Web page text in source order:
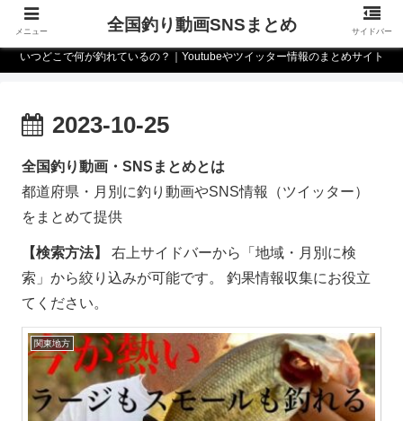
いつどこで何が釣れているの？｜Youtubeやツイッター情報のまとめサイト
2023-10-25
全国釣り動画・SNSまとめとは
都道府県・月別に釣り動画やSNS情報（ツイッター）
をまとめて提供
【検索方法】
右上サイドバーから「地域・月別に検
索」から絞り込みが可能です。 釣果情報収集にお役立
てください。
関東地方
メニュー 全国釣り動画SNSまとめ サイドバー